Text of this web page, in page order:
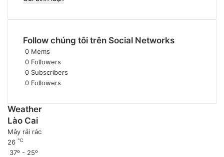
Follow chúng tôi trên Social Networks
0 Mems
0 Followers
0 Subscribers
0 Followers
Weather
Lào Cai
Mây rải rác
26 ℃
37º - 25º